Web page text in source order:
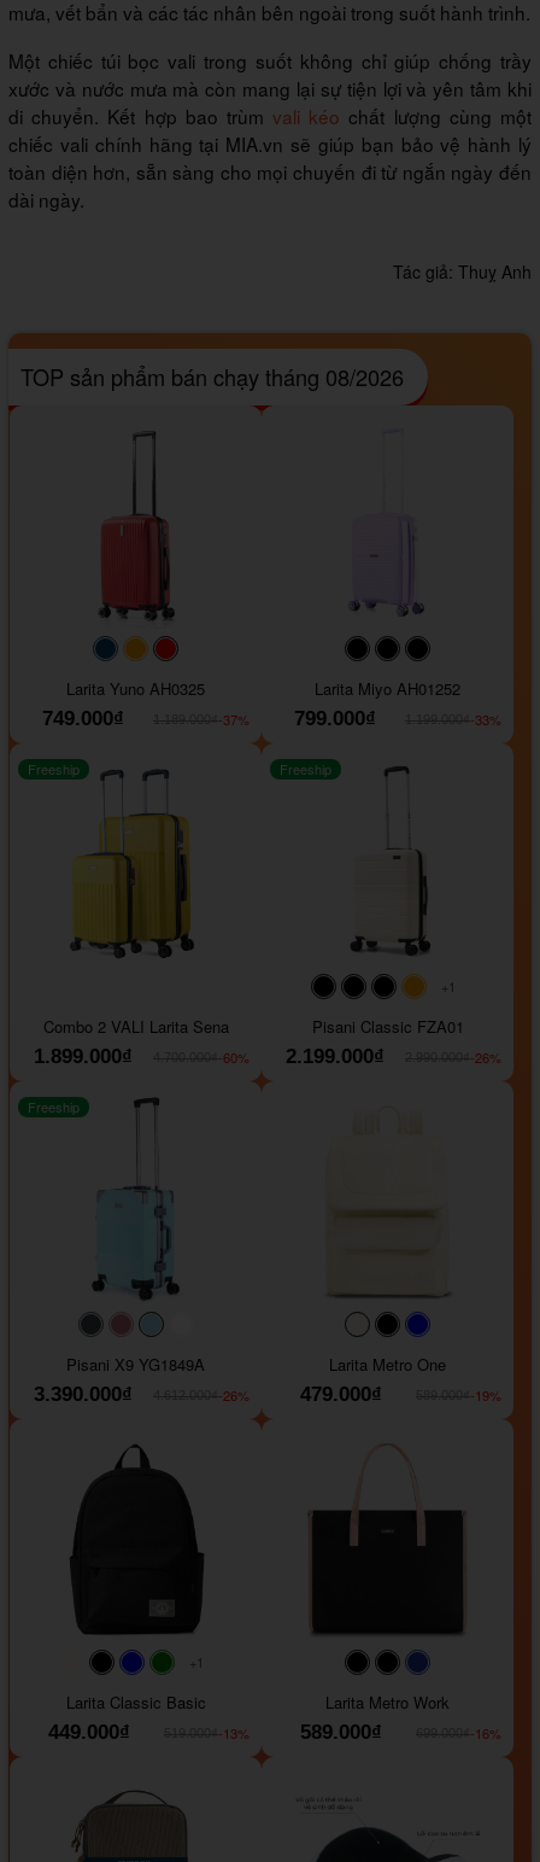
mưa, vết bẩn và các tác nhân bên ngoài trong suốt hành trình.
Một chiếc túi bọc vali trong suốt không chỉ giúp chống trầy
xước và nước mưa mà còn mang lại sự tiện lợi và yên tâm khi
di chuyển. Kết hợp bao trùmvali kéo chất lượng cùng một
chiếc vali chính hãng tại MIA.vn sẽ giúp bạn bảo vệ hành lý
toàn diện hơn, sẵn sàng cho mọi chuyến đi từ ngắn ngày đến
dài ngày.
Tác giả: Thuỵ Anh
TOP sản phẩm bán chạy tháng 08/2026
#093f69#ffa500
Larita Yuno AH0325
749.000₫
-37%
#000000#000000
Larita Miyo AH01252
799.000₫
-33%
Freeship
Combo 2 VALI Larita Sena
1.899.000₫
-60%
#000000#000000
#000000
#ffa500
+1
Freeship
Pisani Classic FZA01
2.199.000₫
-26%
#40454a#b76e79
#9ad8e7
Freeship
Pisani X9 YG1849A
3.390.000₫
-26%
#faf0e6#000000
Larita Metro One
479.000₫
-19%
#faf0e6
#000000#0000FF#008000
+1
Larita Classic Basic
449.000₫
-13%
#000000#000000
Larita Metro Work
589.000₫
-16%